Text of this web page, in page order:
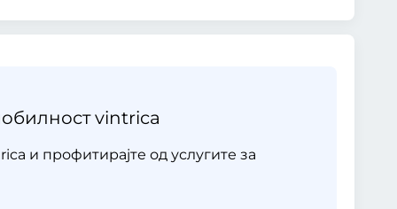
vintrica
и профитирајте од услугите за